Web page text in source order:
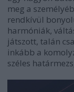
meg a
rendkívül
harmóniák,
játszott, talán
inkább a
széles